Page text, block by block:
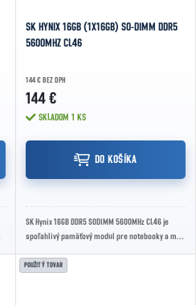
SK HYNIX 16GB (1X16GB) SO-DIMM DDR5
5600MHZ CL46
144 € BEZ DPH
144 €
SKLADOM 1 KS
DO KOŠÍKA
SK Hynix 16GB DDR5 SODIMM 5600MHz CL46 je
spoľahlivý pamäťový modul pre notebooky a mini
prenos...
POUŽITÝ TOVAR